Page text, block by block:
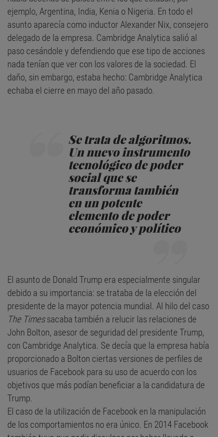
ejemplo, Argentina, India, Kenia o Nigeria. En todo el
asunto aparecía como inductor Alexander Nix, consejero
delegado de la empresa. Cambridge Analytica salió al
paso cesándole y defendiendo que ese tipo de acciones
nada tenían que ver con los valores de la sociedad. El
daño, sin embargo, estaba hecho: Cambridge Analytica
echaba el cierre en mayo del año pasado.
Se trata de algoritmos.
Un nuevo instrumento
tecnológico de poder
social que se
transforma también
en un potente
elemento de poder
económico y político
El asunto de Donald Trump era especialmente singular
debido a su importancia: se trataba de la elección del
presidente de la mayor potencia mundial. Al hilo del caso
The Timessacaba también a relucir las relaciones de
John Bolton, asesor de seguridad del presidente Trump,
con Cambridge Analytica. Se decía que la empresa había
proporcionado a Bolton ciertas versiones de perfiles de
usuarios de Facebook para su uso de acuerdo con los
objetivos que más podían beneficiar a la candidatura de
Trump.
El caso de la utilización de Facebook en la manipulación
de los comportamientos no era único. En 2014 Facebook